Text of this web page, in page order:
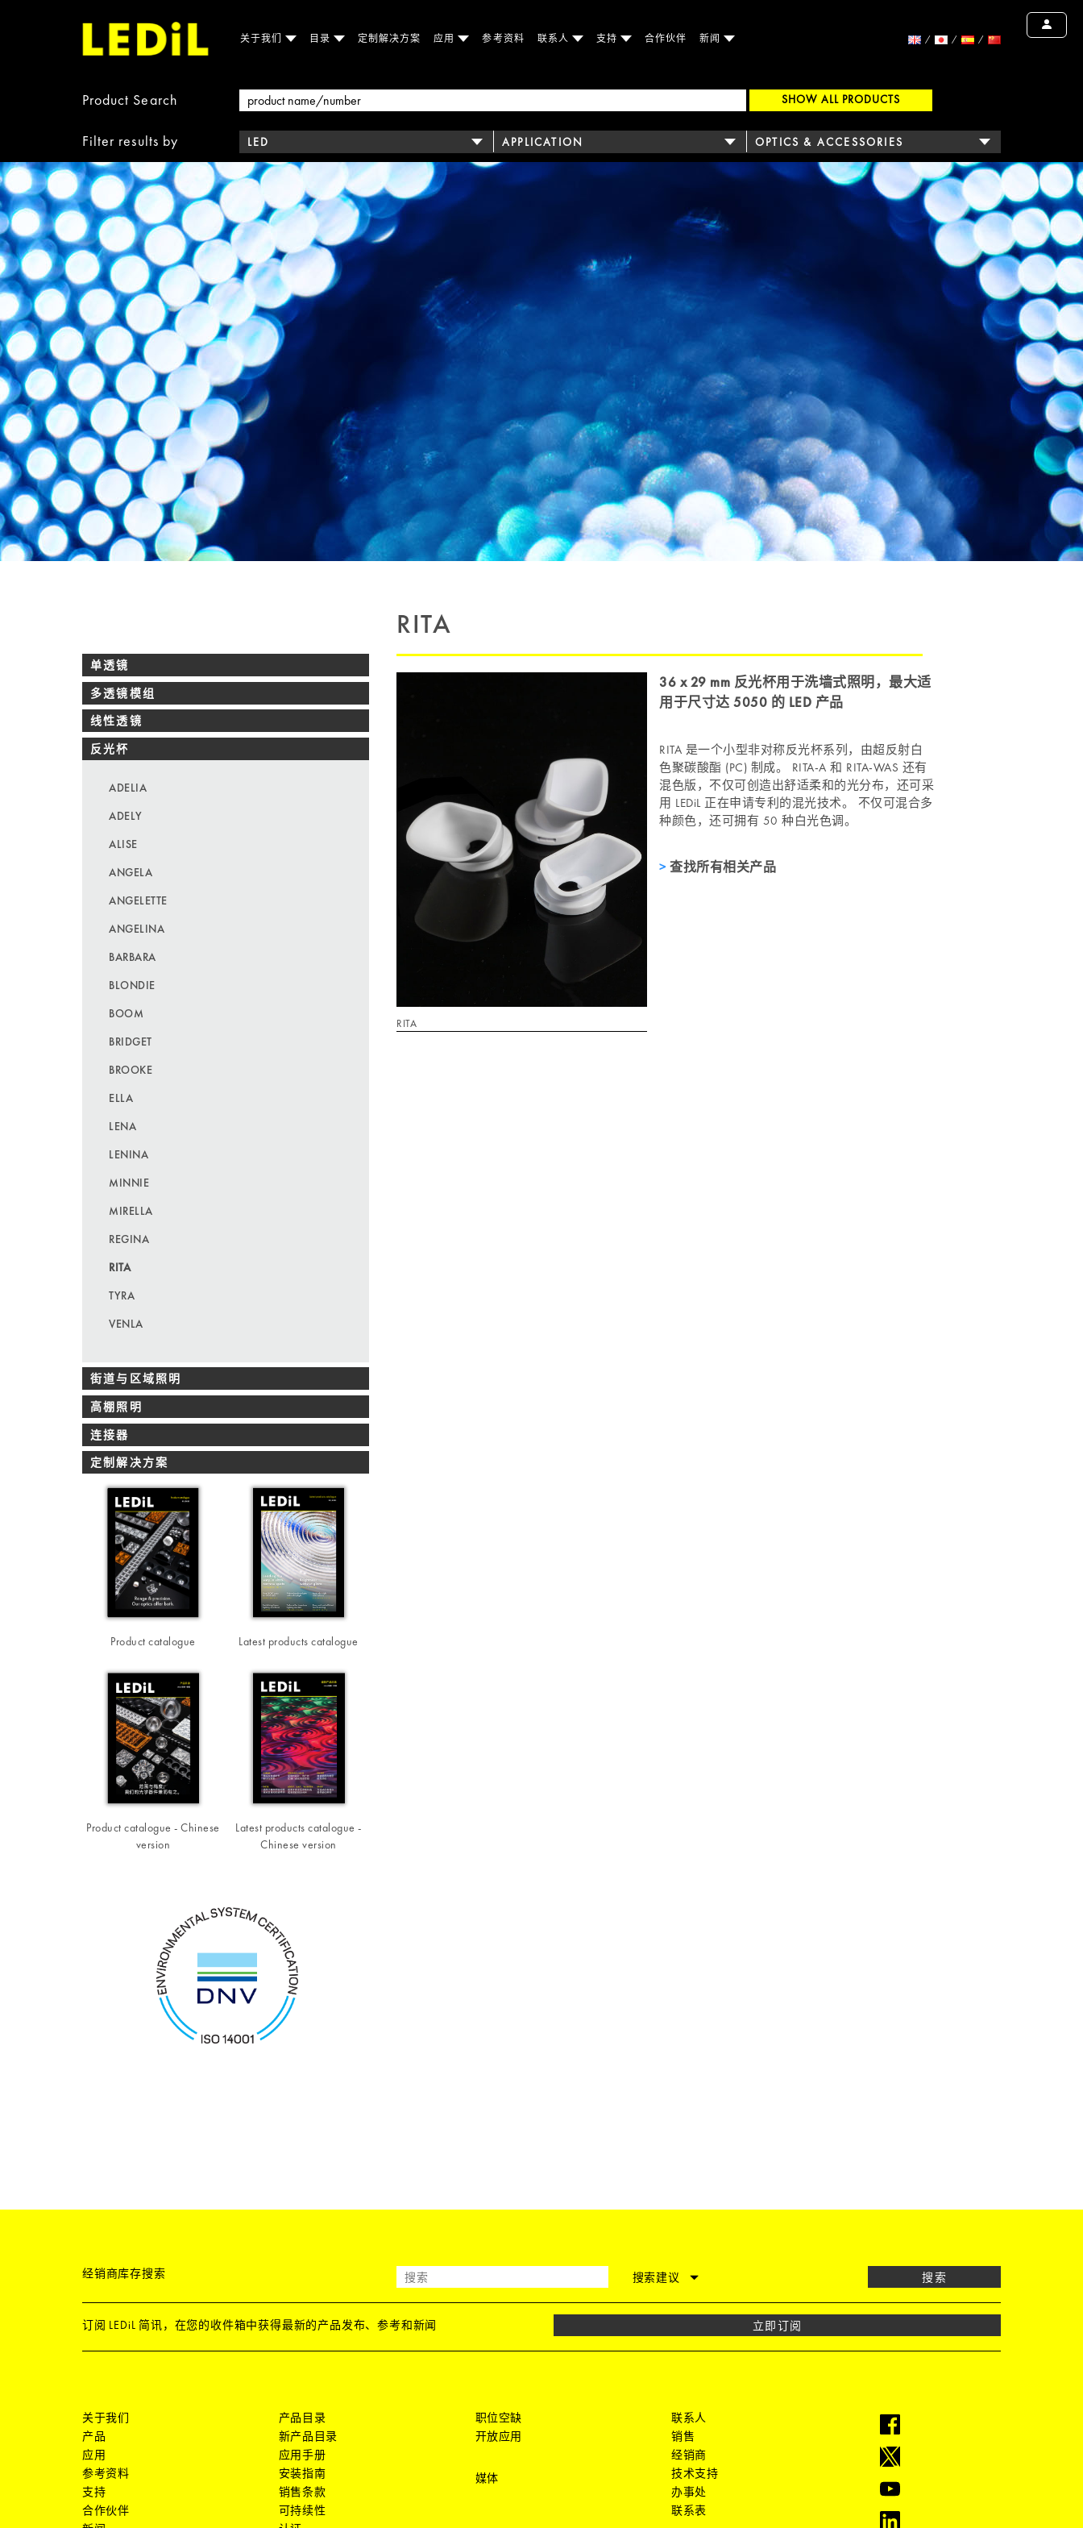
关于我们 目录 定制解决方案 应用 参考资料 联系人 支持 合作伙伴 新闻
Product Search SHOW ALL PRODUCTS
Filter results by LED APPLICATION OPTICS & ACCESSORIES
单透镜
多透镜模组
线性透镜
反光杯
ADELIA
ADELY
ALISE
ANGELA
ANGELETTE
ANGELINA
BARBARA
BLONDIE
BOOM
BRIDGET
BROOKE
ELLA
LENA
LENINA
MINNIE
MIRELLA
REGINA
RITA
TYRA
VENLA
街道与区域照明
高棚照明
连接器
定制解决方案
Product catalogue Latest products catalogue
Product catalogue - Chinese
version
Latest products catalogue -
Chinese version
RITA
RITA
36 x 29 mm 反光杯用于洗墙式照明，最大适
用于尺寸达 5050 的 LED 产品
RITA 是一个小型非对称反光杯系列，由超反射白
色聚碳酸酯 (PC) 制成。 RITA-A 和 RITA-WAS 还有
混色版，不仅可创造出舒适柔和的光分布，还可采
用 LEDiL 正在申请专利的混光技术。 不仅可混合多
种颜色，还可拥有 50 种白光色调。
查找所有相关产品
经销商库存搜索 搜索建议 搜索
订阅 LEDiL 简讯，在您的收件箱中获得最新的产品发布、参考和新闻 立即订阅
关于我们
产品
应用
参考资料
支持
合作伙伴
产品目录
新产品目录
应用手册
安装指南
销售条款
可持续性
职位空缺
开放应用
媒体
联系人
销售
经销商
技术支持
办事处
联系表